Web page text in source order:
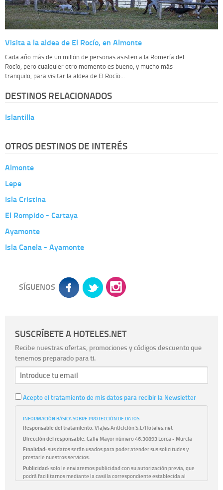
Visita a la aldea de El Rocío, en Almonte
Cada año más de un millón de personas asisten a la Romería del
Rocío, pero cualquier otro momento es bueno, y mucho más
tranquilo, para visitar la aldea de El Rocío...
DESTINOS RELACIONADOS
Islantilla
OTROS DESTINOS DE INTERÉS
Almonte
Lepe
Isla Cristina
El Rompido - Cartaya
Ayamonte
Isla Canela - Ayamonte
SÍGUENOS
SUSCRÍBETE A HOTELES.NET
Recibe nuestras ofertas, promociones y códigos descuento que
tenemos preparado para ti.
Acepto el tratamiento de mis datos para recibir la Newsletter
INFORMACIÓN BÁSICA SOBRE PROTECCIÓN DE DATOS
Responsable del tratamiento:Viajes Anticiclón S.L/Hoteles.net
Dirección del responsable:Calle Mayor número 46,30893 Lorca - Murcia
Finalidad:sus datos serán usados para poder atender sus solicitudes y
prestarle nuestros servicios.
Publicidad:solo le enviaremos publicidad con su autorización previa, que
podrá facilitarnos mediante la casilla correspondiente establecida al